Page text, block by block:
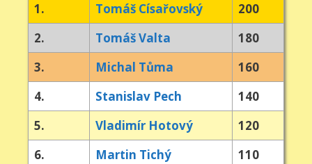
1.
Tomáš Císařovský
200
2.
Tomáš Valta
180
3.
Michal Tůma
160
4.
Stanislav Pech
140
5.
Vladimír Hotový
120
6.
Martin Tichý
110